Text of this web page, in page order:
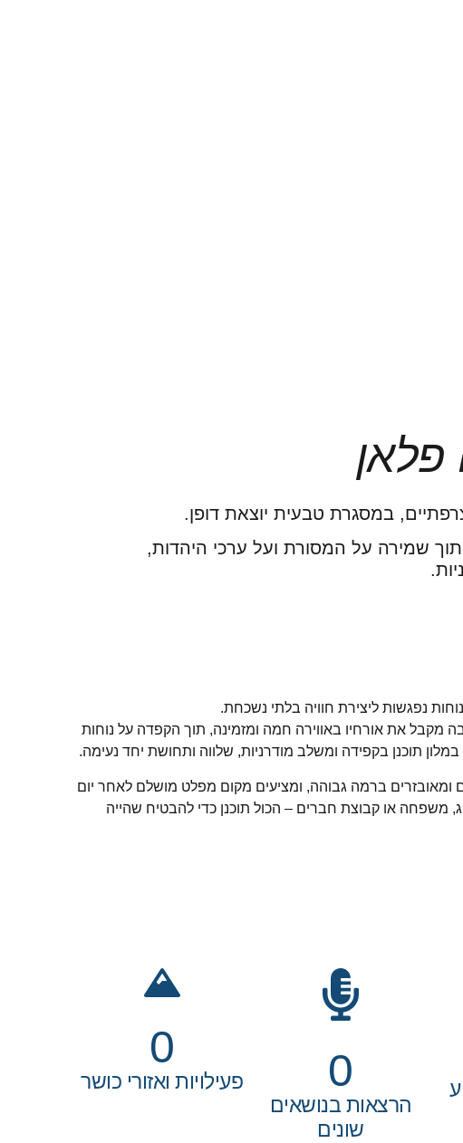
פלאן
במסגרת טבעית יוצאת דופן.
תוך שמירה על המסורת ועל ערכי היהדות,
נפגשות ליצירת חוויה בלתי נשכחת.
מקבל את אורחיו באווירה חמה ומזמינה, תוך הקפדה על נוחות
תוכנן בקפידה ומשלב מודרניות, שלווה ותחושת יחד נעימה.
ומאובזרים ברמה גבוהה, ומציעים מקום מפלט מושלם לאחר יום
משפחה או קבוצת חברים – הכול תוכנן כדי להבטיח שהייה
0
הרצאות בנושאים
שונים
0
פעילויות ואזורי כושר